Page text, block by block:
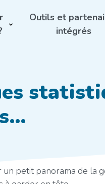
Outils et
intégrés
petit panorama de la